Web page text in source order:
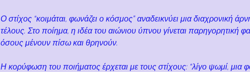
Ο στίχος “κοιμάται, φωνάζει ο κόσμος” αναδεικνύει μια διαχρονική
τέλους. Στο ποίημα, η ιδέα του αιώνιου ύπνου γίνεται παρηγορητική
όσους μένουν πίσω και θρηνούν.
Η κορύφωση του ποιήματος έρχεται με τους στίχους: “λίγο ψωμί, μια